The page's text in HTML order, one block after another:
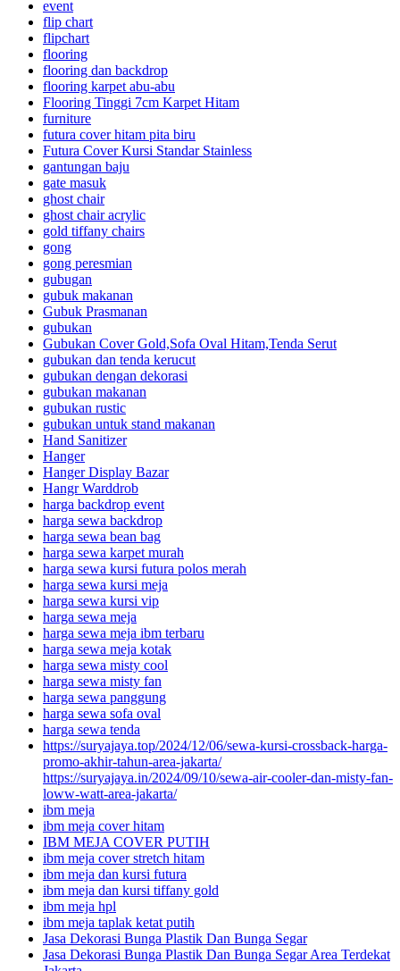
event
flip chart
flipchart
flooring
flooring dan backdrop
flooring karpet abu-abu
Flooring Tinggi 7cm Karpet Hitam
furniture
futura cover hitam pita biru
Futura Cover Kursi Standar Stainless
gantungan baju
gate masuk
ghost chair
ghost chair acrylic
gold tiffany chairs
gong
gong peresmian
gubugan
gubuk makanan
Gubuk Prasmanan
gubukan
Gubukan Cover Gold,Sofa Oval Hitam,Tenda Serut
gubukan dan tenda kerucut
gubukan dengan dekorasi
gubukan makanan
gubukan rustic
gubukan untuk stand makanan
Hand Sanitizer
Hanger
Hanger Display Bazar
Hangr Warddrob
harga backdrop event
harga sewa backdrop
harga sewa bean bag
harga sewa karpet murah
harga sewa kursi futura polos merah
harga sewa kursi meja
harga sewa kursi vip
harga sewa meja
harga sewa meja ibm terbaru
harga sewa meja kotak
harga sewa misty cool
harga sewa misty fan
harga sewa panggung
harga sewa sofa oval
harga sewa tenda
https://suryajaya.top/2024/12/06/sewa-kursi-crossback-harga-
promo-akhir-tahun-area-jakarta/
https://suryajaya.in/2024/09/10/sewa-air-cooler-dan-misty-fan-
loww-watt-area-jakarta/
ibm meja
ibm meja cover hitam
IBM MEJA COVER PUTIH
ibm meja cover stretch hitam
ibm meja dan kursi futura
ibm meja dan kursi tiffany gold
ibm meja hpl
ibm meja taplak ketat putih
Jasa Dekorasi Bunga Plastik Dan Bunga Segar
Jasa Dekorasi Bunga Plastik Dan Bunga Segar Area Terdekat